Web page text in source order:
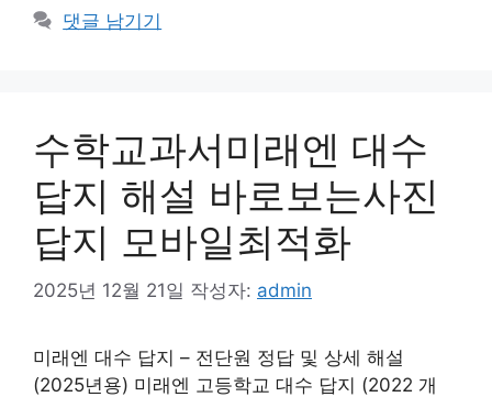
댓글 남기기
수학교과서미래엔 대수
답지 해설 바로보는사진
답지 모바일최적화
2025년 12월 21일 작성자: admin
미래엔 대수 답지 – 전단원 정답 및 상세 해설
(2025년용) 미래엔 고등학교 대수 답지 (2022 개